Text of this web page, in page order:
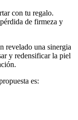
con tu regalo.
de firmeza y
revelado una sinergia
y redensificar la piel
es: